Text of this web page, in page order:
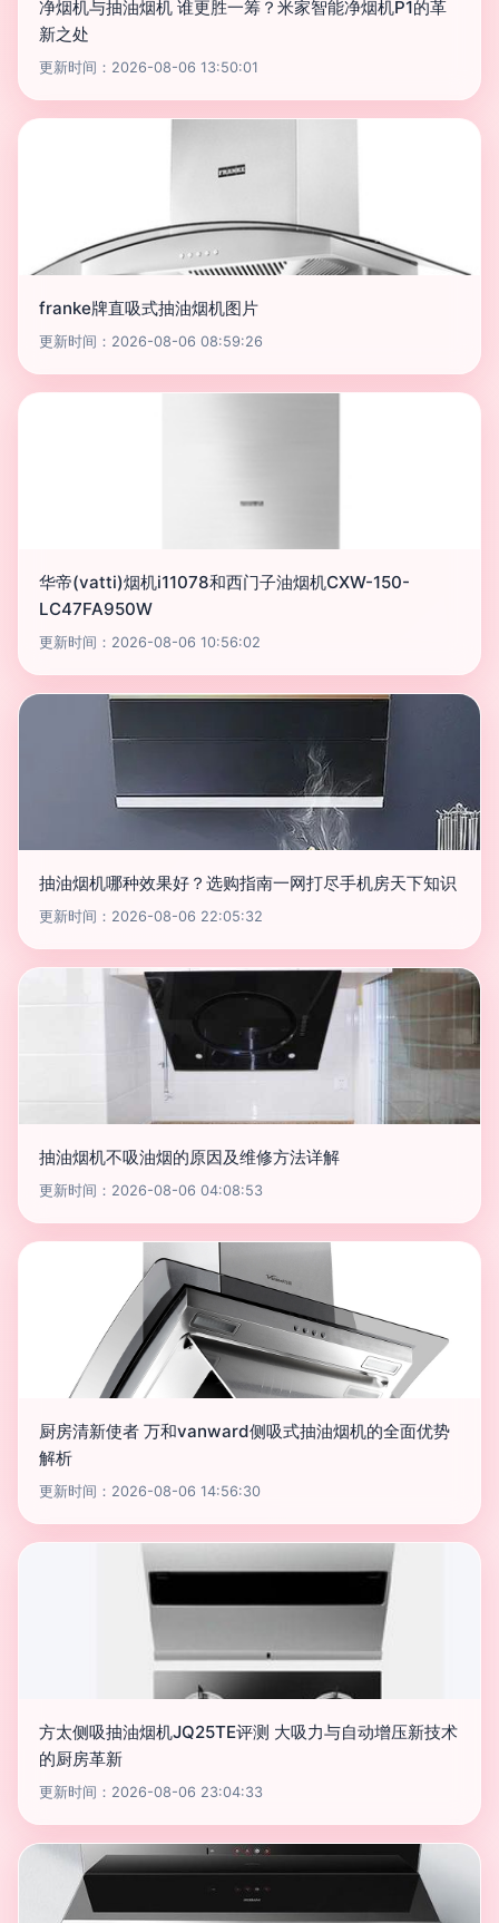
净烟机与抽油烟机 谁更胜一筹？米家智能净烟机P1的革
新之处
更新时间：2026-08-06 13:50:01
franke牌直吸式抽油烟机图片
更新时间：2026-08-06 08:59:26
华帝(vatti)烟机i11078和西门子油烟机CXW-150-
LC47FA950W
更新时间：2026-08-06 10:56:02
抽油烟机哪种效果好？选购指南一网打尽手机房天下知识
更新时间：2026-08-06 22:05:32
抽油烟机不吸油烟的原因及维修方法详解
更新时间：2026-08-06 04:08:53
厨房清新使者 万和vanward侧吸式抽油烟机的全面优势
解析
更新时间：2026-08-06 14:56:30
方太侧吸抽油烟机JQ25TE评测 大吸力与自动增压新技术
的厨房革新
更新时间：2026-08-06 23:04:33